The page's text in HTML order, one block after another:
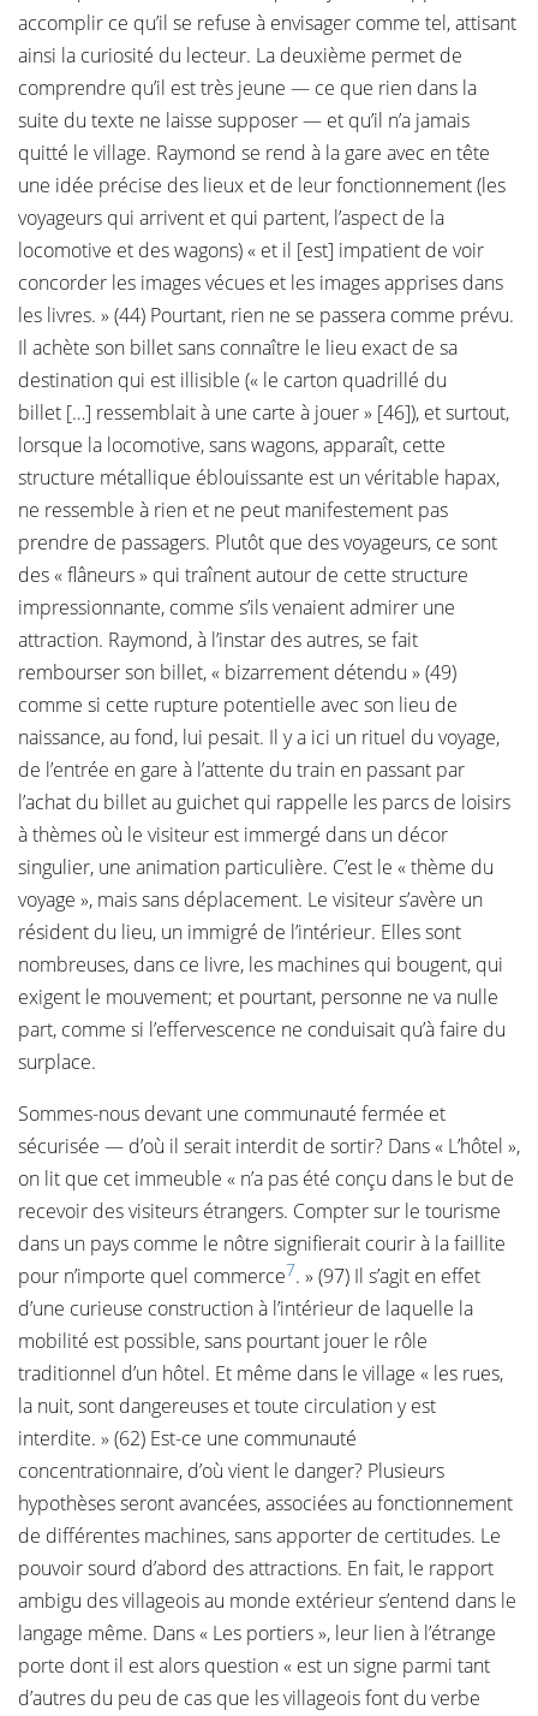
accomplir ce qu’il se refuse à envisager comme tel, attisant
ainsi la curiosité du lecteur. La deuxième permet de
comprendre qu’il est très jeune — ce que rien dans la
suite du texte ne laisse supposer — et qu’il n’a jamais
quitté le village. Raymond se rend à la gare avec en tête
une idée précise des lieux et de leur fonctionnement (les
voyageurs qui arrivent et qui partent, l’aspect de la
locomotive et des wagons) « et il [est] impatient de voir
concorder les images vécues et les images apprises dans
les livres. » (44) Pourtant, rien ne se passera comme prévu.
Il achète son billet sans connaître le lieu exact de sa
destination qui est illisible (« le carton quadrillé du
billet […] ressemblait à une carte à jouer » [46]), et surtout,
lorsque la locomotive, sans wagons, apparaît, cette
structure métallique éblouissante est un véritable hapax,
ne ressemble à rien et ne peut manifestement pas
prendre de passagers. Plutôt que des voyageurs, ce sont
des « flâneurs » qui traînent autour de cette structure
impressionnante, comme s’ils venaient admirer une
attraction. Raymond, à l’instar des autres, se fait
rembourser son billet, « bizarrement détendu » (49)
comme si cette rupture potentielle avec son lieu de
naissance, au fond, lui pesait. Il y a ici un rituel du voyage,
de l’entrée en gare à l’attente du train en passant par
l’achat du billet au guichet qui rappelle les parcs de loisirs
à thèmes où le visiteur est immergé dans un décor
singulier, une animation particulière. C’est le « thème du
voyage », mais sans déplacement. Le visiteur s’avère un
résident du lieu, un immigré de l’intérieur. Elles sont
nombreuses, dans ce livre, les machines qui bougent, qui
exigent le mouvement; et pourtant, personne ne va nulle
part, comme si l’effervescence ne conduisait qu’à faire du
surplace.
Sommes-nous devant une communauté fermée et
sécurisée — d’où il serait interdit de sortir? Dans « L’hôtel »,
on lit que cet immeuble « n’a pas été conçu dans le but de
recevoir des visiteurs étrangers. Compter sur le tourisme
dans un pays comme le nôtre signifierait courir à la faillite
pour n’importe quel commerce7. » (97) Il s’agit en effet
d’une curieuse construction à l’intérieur de laquelle la
mobilité est possible, sans pourtant jouer le rôle
traditionnel d’un hôtel. Et même dans le village « les rues,
la nuit, sont dangereuses et toute circulation y est
interdite. » (62) Est-ce une communauté
concentrationnaire, d’où vient le danger? Plusieurs
hypothèses seront avancées, associées au fonctionnement
de différentes machines, sans apporter de certitudes. Le
pouvoir sourd d’abord des attractions. En fait, le rapport
ambigu des villageois au monde extérieur s’entend dans le
langage même. Dans « Les portiers », leur lien à l’étrange
porte dont il est alors question « est un signe parmi tant
d’autres du peu de cas que les villageois font du verbe